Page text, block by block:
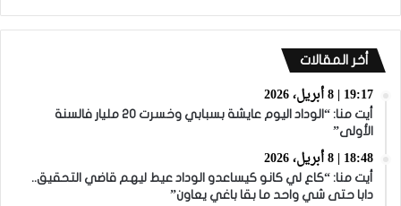
أخر المقالات
19:17 | 8 أبريل، 2026
أيت منا: “الوداد اليوم عايشة بسبابي وخسرت 20 مليار فالسنة
الأولى”
18:48 | 8 أبريل، 2026
أيت منا: “كاع لي كانو كيساعدو الوداد عيط ليهم قاضي التحقيق..
دابا حتى شي واحد ما بقا باغي يعاون”